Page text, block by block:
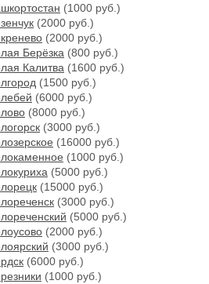
(1000 руб.)
(2000 руб.)
(2000 руб.)
Берёзка (800 руб.)
Калитва (1600 руб.)
(1500 руб.)
(6000 руб.)
(8000 руб.)
(3000 руб.)
(16000 руб.)
(1000 руб.)
(5000 руб.)
(15000 руб.)
(3000 руб.)
(5000 руб.)
(2000 руб.)
(3000 руб.)
(6000 руб.)
(1000 руб.)